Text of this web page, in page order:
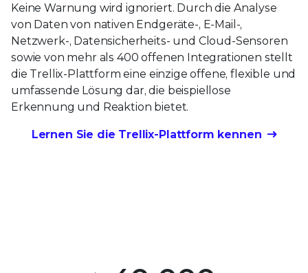
Keine Warnung wird ignoriert. Durch die Analyse
von Daten von nativen Endgeräte-, E-Mail-,
Netzwerk-, Datensicherheits- und Cloud-Sensoren
sowie von mehr als 400 offenen Integrationen stellt
die Trellix-Plattform eine einzige offene, flexible und
umfassende Lösung dar, die beispiellose
Erkennung und Reaktion bietet.
Lernen Sie die Trellix-Plattform kennen